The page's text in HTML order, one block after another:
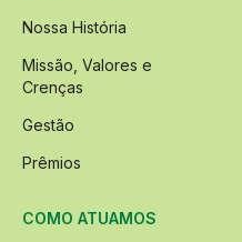
Nossa História
Missão, Valores e
Crenças
Gestão
Prêmios
COMO ATUAMOS